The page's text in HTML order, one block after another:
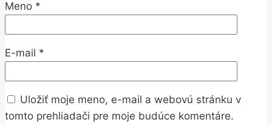
Meno *
E-mail *
Uložiť moje meno, e-mail a webovú stránku v
tomto prehliadači pre moje budúce komentáre.